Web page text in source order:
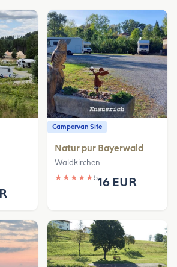
Campervan Site
Natur pur Bayerwald
Waldkirchen
★ ★ ★ ★ ★516 EUR